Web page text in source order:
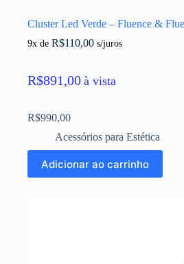
Cluster Led Verde – Fluence &
9x de R$110,00 s/juros
R$891,00 à vista
R$990,00
Acessórios para Estética
Adicionar ao carrinho